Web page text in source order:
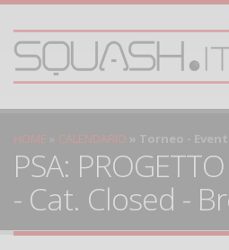
HOME CALENDARIO Torneo -
PSA:
- Cat. Closed -